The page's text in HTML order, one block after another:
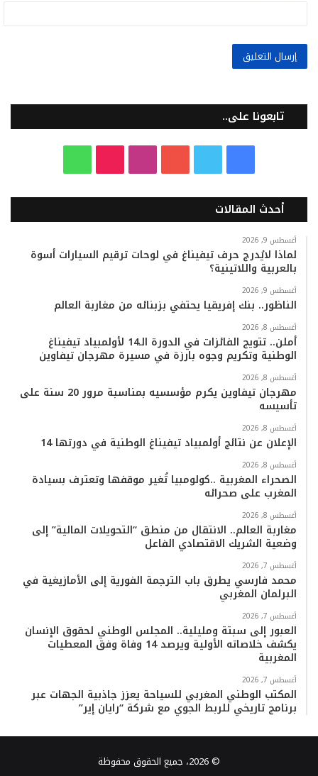
تابعونا على..
س
و
ك
ي
ت
ب
س
ر
م
k
T
k
ت
س
ب
أحدث المقالات
أغسطس 9, 2026
لماذا لايُدرج حرف تيفيناغ في لوحات ترقيم السيارات أسوة
بالعربية واللاتينية؟
أغسطس 9, 2026
الناظور.. بنك إفريقيا يحتفي بزبنائه من مغاربة العالم
أغسطس 8, 2026
أملن.. تتويج الفائزات في الدورة الـ14 لأولمبياد تيفيناغ
الوطنية وتكريم وجوه بارزة في مسيرة مهرجان تيفاوين
أغسطس 8, 2026
مهرجان تيفاوين يكرم مؤسسيه بمناسبة مرور 20 سنة على
تأسيسه
أغسطس 8, 2026
الإعلان عن نتائج أولمبياد تيفيناغ الوطنية في دورتها 14
أغسطس 8, 2026
الصحراء المغربية ..كولومبيا تُغير موقفها وتعترف بسيادة
المغرب على صحرائه
أغسطس 8, 2026
مغاربة العالم.. الانتقال من منطق “التحويلات المالية” إلى
وضعية الشريك الاقتصادي الفاعل
أغسطس 7, 2026
محمد فارسي يطرق باب الترجمة الفورية إلى الأمازيغية في
البرلمان المغربي
أغسطس 7, 2026
العبور إلى سبتة ومليلية.. المجلس الوطني لحقوق الإنسان
يكشف خلاصاته الأولية ويرصد 14 وفاة وفق المعطيات
المغربية
أغسطس 7, 2026
المكتب الوطني المغربي للسياحة يعزز جاذبية الجهات عبر
برنامج تاريخي للربط الجوي مع شركة “رايان إير”
© 2026، جميع الحقوق محفوظة